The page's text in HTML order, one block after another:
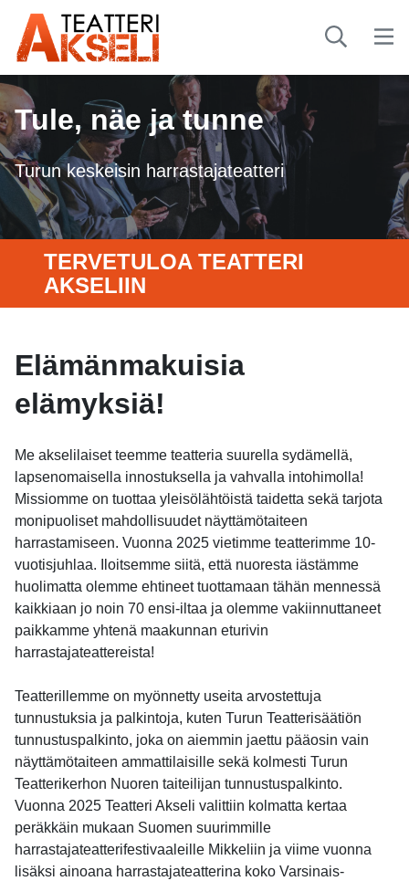
Tule, näe ja tunne
Turun keskeisin harrastajateatteri
TERVETULOA TEATTERI
AKSELIIN
Elämänmakuisia
elämyksiä!
Me akselilaiset teemme teatteria suurella sydämellä,
lapsenomaisella innostuksella ja vahvalla intohimolla!
Missiomme on tuottaa yleisölähtöistä taidetta sekä tarjota
monipuoliset mahdollisuudet näyttämötaiteen
harrastamiseen. Vuonna 2025 vietimme teatterimme 10-
vuotisjuhlaa. Iloitsemme siitä, että nuoresta iästämme
huolimatta olemme ehtineet tuottamaan tähän mennessä
kaikkiaan jo noin 70 ensi-iltaa ja olemme vakiinnuttaneet
paikkamme yhtenä maakunnan eturivin
harrastajateattereista!
Teatterillemme on myönnetty useita arvostettuja
tunnustuksia ja palkintoja, kuten Turun Teatterisäätiön
tunnustuspalkinto, joka on aiemmin jaettu pääosin vain
näyttämötaiteen ammattilaisille sekä kolmesti Turun
Teatterikerhon Nuoren taiteilijan tunnustuspalkinto.
Vuonna 2025 Teatteri Akseli valittiin kolmatta kertaa
peräkkäin mukaan Suomen suurimmille
harrastajateatterifestivaaleille Mikkeliin ja viime vuonna
lisäksi ainoana harrastajateatterina koko Varsinais-